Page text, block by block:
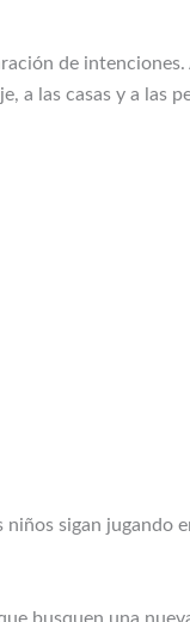
de
a las casas y a las
sigan jugando